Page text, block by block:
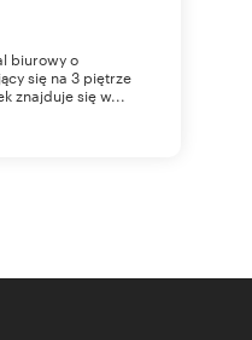
biurowy o
się na 3 piętrze
znajduje się w...